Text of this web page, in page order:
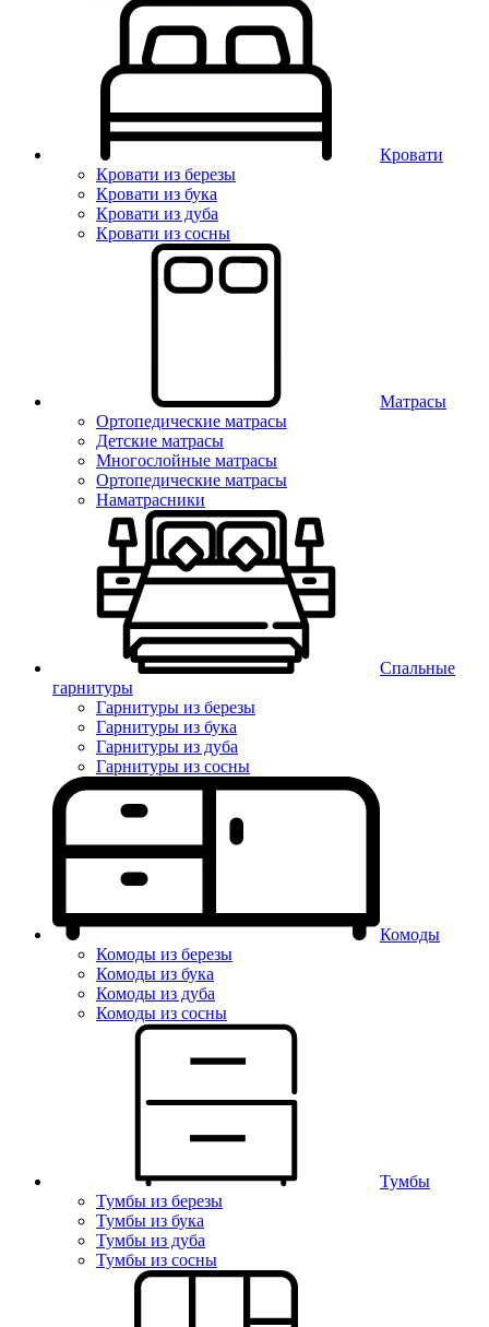
Кровати
Кровати из березы
Кровати из бука
Кровати из дуба
Кровати из сосны
Матрасы
Ортопедические матрасы
Детские матрасы
Многослойные матрасы
Ортопедические матрасы
Наматрасники
Спальные
гарнитуры
Гарнитуры из березы
Гарнитуры из бука
Гарнитуры из дуба
Гарнитуры из сосны
Комоды
Комоды из березы
Комоды из бука
Комоды из дуба
Комоды из сосны
Тумбы
Тумбы из березы
Тумбы из бука
Тумбы из дуба
Тумбы из сосны